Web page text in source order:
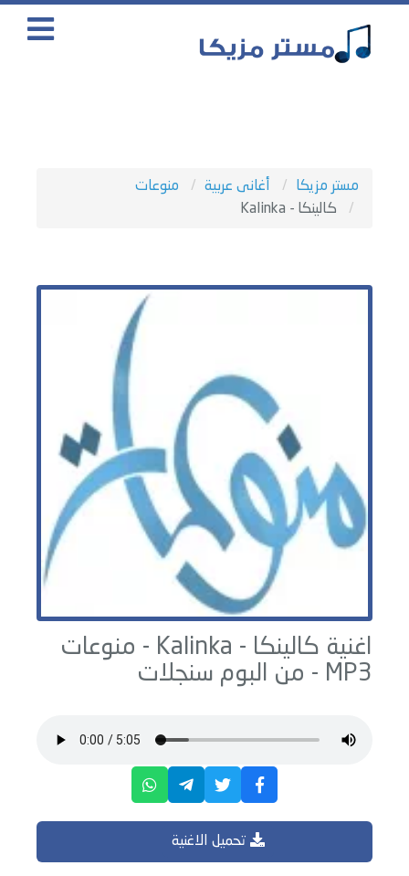
مستر مزيكا أغانى عربية
منوعات
كالينكا - Kalinka
اغنية كالينكا - Kalinka -
منوعات
MP3 - من البوم
سنجلات
تحميل الاغنية